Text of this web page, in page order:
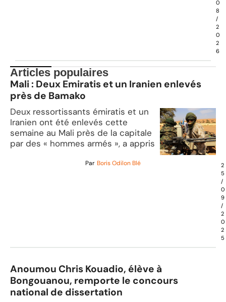
0
8
/
2
0
2
6
Articles populaires
Mali : Deux Emiratis et un Iranien enlevés
près de Bamako
Deux ressortissants émiratis et un
Iranien ont été enlevés cette
semaine au Mali près de la capitale
par des « hommes armés », a appris
Par Boris Odilon Blé
2
5
/
0
9
/
2
0
2
5
Anoumou Chris Kouadio, élève à
Bongouanou, remporte le concours
national de dissertation